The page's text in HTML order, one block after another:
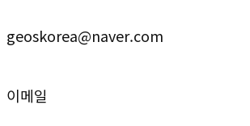
geoskorea@naver.com
이메일